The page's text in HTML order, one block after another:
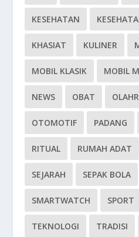
KESEHATAN
KHASIAT KULINER
MOBIL KLASIK MOBIL
NEWS OBAT
OTOMOTIF PADANG
RITUAL RUMAH ADAT
SEJARAH SEPAK BOLA
SMARTWATCH SPORT
TEKNOLOGI TRADISI